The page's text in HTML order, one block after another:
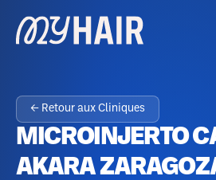
← Retour aux Cliniques
MICROINJERTO
AKARA